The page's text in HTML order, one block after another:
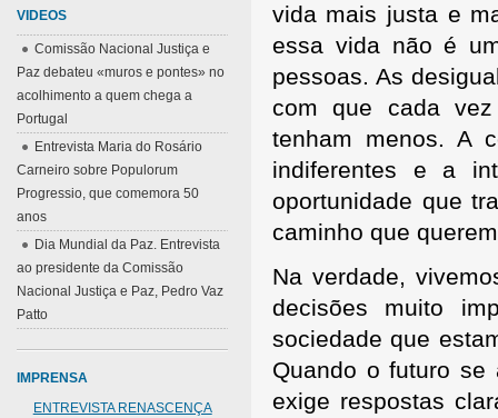
vida mais justa e
essa vida não é
pessoas. As
com que cada
tenham menos. A
indiferentes e a
oportunidade que
caminho que
Na verdade,
decisões muito
sociedade que
Quando o futuro se
exige respostas
VIDEOS
Comissão Nacional Justiça e
Paz debateu «muros e pontes» no
acolhimento a quem chega a
Portugal
Entrevista Maria do Rosário
Carneiro sobre Populorum
Progressio, que comemora 50
anos
Dia Mundial da Paz. Entrevista
ao presidente da Comissão
Nacional Justiça e Paz, Pedro Vaz
Patto
IMPRENSA
ENTREVISTA RENASCENÇA